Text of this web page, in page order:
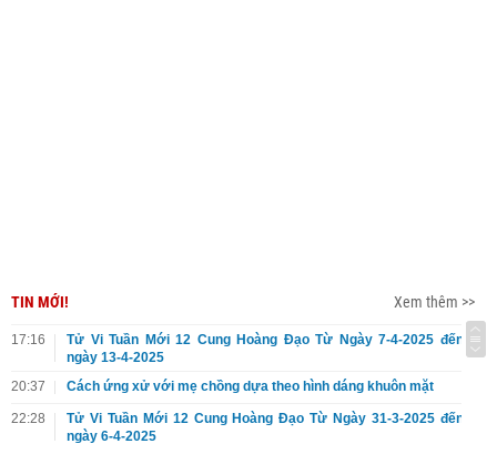
TIN MỚI! Xem thêm >>
17:16
Tử Vi Tuần Mới 12 Cung Hoàng Đạo Từ Ngày 7-4-2025 đến
ngày 13-4-2025
20:37
Cách ứng xử với mẹ chồng dựa theo hình dáng khuôn mặt
22:28
Tử Vi Tuần Mới 12 Cung Hoàng Đạo Từ Ngày 31-3-2025 đến
ngày 6-4-2025